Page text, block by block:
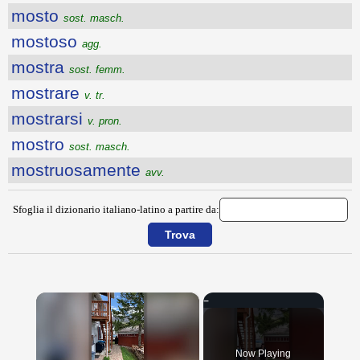
mosto sost. masch.
mostoso agg.
mostra sost. femm.
mostrare v. tr.
mostrarsi v. pron.
mostro sost. masch.
mostruosamente avv.
Sfoglia il dizionario italiano-latino a partire da:
×
Now Playing